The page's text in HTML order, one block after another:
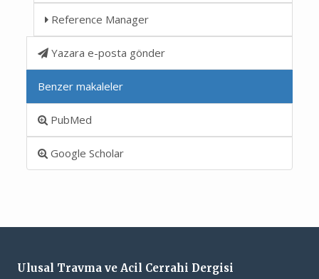
Reference Manager
Yazara e-posta gönder
Benzer makaleler
PubMed
Google Scholar
Ulusal Travma ve Acil Cerrahi Dergisi